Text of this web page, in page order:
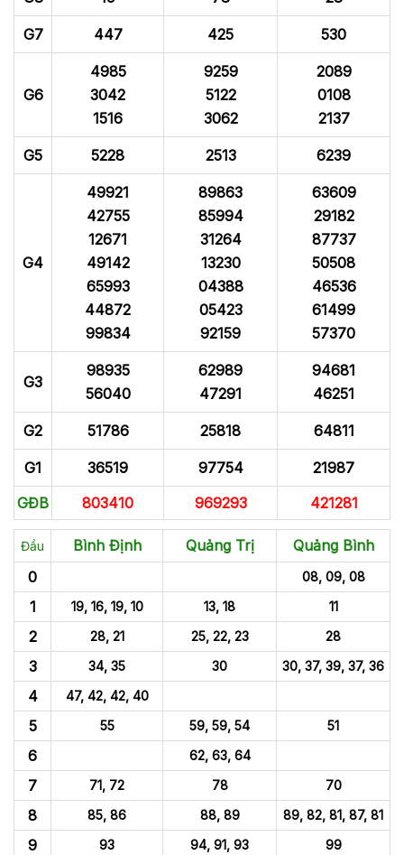
G7 447 425 530
G6
4985
3042
1516
9259
5122
3062
2089
0108
2137
G5 5228 2513 6239
G4
49921
42755
12671
49142
65993
44872
99834
89863
85994
31264
13230
04388
05423
92159
63609
29182
87737
50508
46536
61499
57370
G3
98935
56040
62989
47291
94681
46251
G2 51786 25818 64811
G1 36519 97754
21987
GĐB
803410 969293 421281
Đầu Bình Định Quảng Trị
Quảng Bình
0
08, 09, 08
1 19, 16, 19, 10 13, 18 11
2 28, 21 25, 22, 23 28
3 34, 35 30 30, 37, 39, 37, 36
4 47, 42, 42, 40
5 55 59, 59, 54 51
6 62, 63, 64
7 71, 72 78 70
8 85, 86 88, 89 89, 82, 81, 87, 81
9 93 94, 91, 93 99